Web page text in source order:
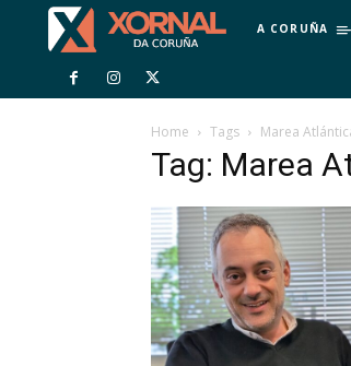
A CORUÑA
Home Tags Marea
Tag: Marea